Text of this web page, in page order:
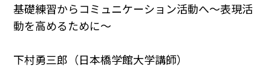
基礎練習からコミュニケーション活動へ～表現活
動を高めるために～
下村勇三郎（日本橋学館大学講師）